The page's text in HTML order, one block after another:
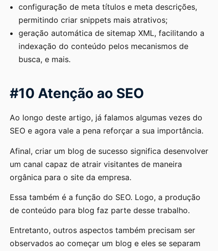
configuração de meta títulos e meta descrições,
permitindo criar snippets mais atrativos;
geração automática de sitemap XML, facilitando a
indexação do conteúdo pelos mecanismos de
busca, e mais.
#10 Atenção ao SEO
Ao longo deste artigo, já falamos algumas vezes do
SEO e agora vale a pena reforçar a sua importância.
Afinal, criar um blog de sucesso significa desenvolver
um canal capaz de atrair visitantes de maneira
orgânica para o site da empresa.
Essa também é a função do SEO. Logo, a produção
de conteúdo para blog faz parte desse trabalho.
Entretanto, outros aspectos também precisam ser
observados ao começar um blog e eles se separam